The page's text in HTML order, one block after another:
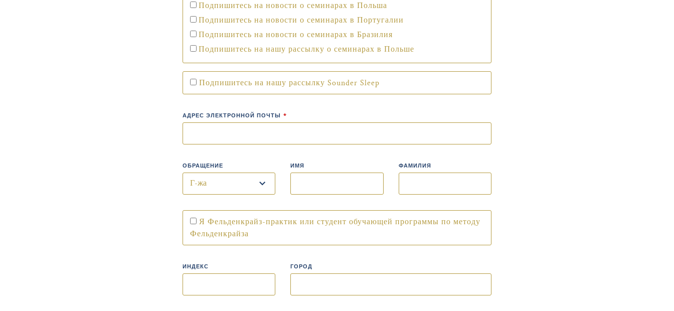
Подпишитесь на новости о семинарах в Польша
Подпишитесь на новости о семинарах в Португалии
Подпишитесь на новости о семинарах в Бразилия
Подпишитесь на нашу рассылку о семинарах в Польше
Подпишитесь на нашу рассылку Sounder Sleep
АДРЕС ЭЛЕКТРОННОЙ ПОЧТЫ *
ОБРАЩЕНИЕ ИМЯ ФАМИЛИЯ
Я Фельденкрайз-практик или студент обучающей программы по методу
Фельденкрайза
ИНДЕКС ГОРОД